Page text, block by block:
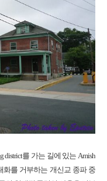
district를 가는 길에 있는 Amish
화를 거부하는 개신교 종파 중